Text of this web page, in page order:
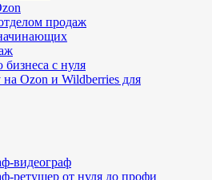
продаж
с нуля
Ozon и Wildberries для
видеограф
ретушер от нуля до профи